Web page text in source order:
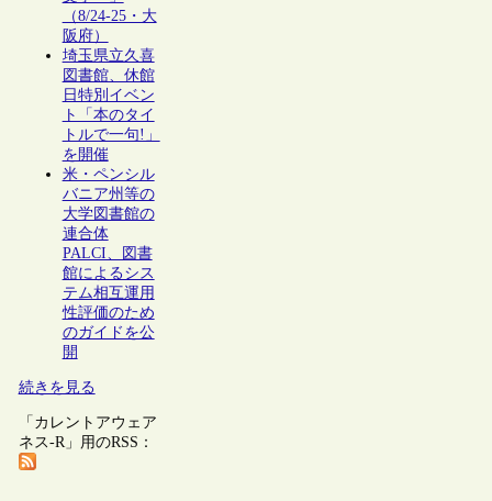
（8/24-25・大
阪府）
埼玉県立久喜
図書館、休館
日特別イベン
ト「本のタイ
トルで一句!」
を開催
米・ペンシル
バニア州等の
大学図書館の
連合体
PALCI、図書
館によるシス
テム相互運用
性評価のため
のガイドを公
開
続きを見る
「カレントアウェア
ネス-R」用のRSS：